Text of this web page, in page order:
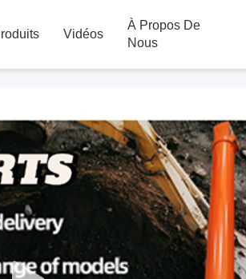
Vidéos
À Propos De
Nous